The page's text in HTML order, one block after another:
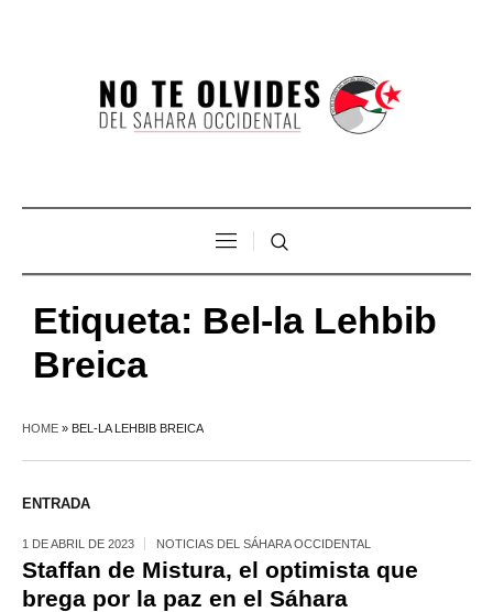
Etiqueta: Bel-la Lehbib
Breica
HOME » BEL-LA LEHBIB BREICA
ENTRADA
1 DE ABRIL DE 2023 NOTICIAS DEL SÁHARA OCCIDENTAL
Staffan de Mistura, el optimista que
brega por la paz en el Sáhara